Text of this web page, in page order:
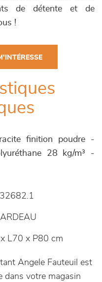
de détente et de
!
finition poudre -
28 kg/m³ -
32682.1
L70 x P80 cm
Angele Fauteuil est
dans votre magasin